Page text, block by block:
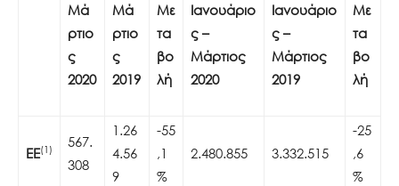
Μά
ρτιο
ς
2020
Μά
ρτιο
ς
2019
Με
τα
βο
λή
Ιανουάριο
ς –
Μάρτιος
2020
Ιανουάριο
ς –
Μάρτιος
2019
Με
τα
βο
λή
ΕΕ(1)
567.
308
1.26
4.56
9
-55
,1
%
2.480.855 3.332.515
-25
,6
%